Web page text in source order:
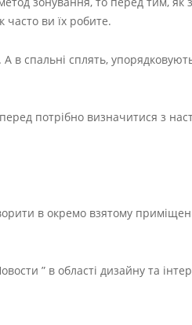
часто ви їх робите.
спальні сплять,
потрібно визначитися з
в окремо взятому
” в області дизайну та